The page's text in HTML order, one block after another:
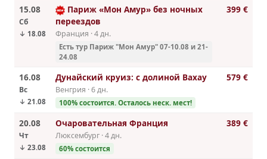
15.08
Сб
↓ 18.08
Париж «Мон Амур» без ночных
переездов
Франция · 4 дн.
Есть тур Париж "Мон Амур" 07-10.08 и 21-
24.08
399 €
16.08
Вс
↓ 21.08
Дунайский круиз: с долиной Вахау
Венгрия · 6 дн.
100% cостоится. Осталось неск. мест!
579 €
20.08
Чт
↓ 23.08
Очаровательная Франция
Люксембург · 4 дн.
60% cостоится
389 €